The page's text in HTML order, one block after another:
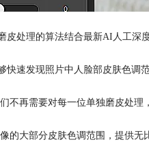
皮处理的算法结合最新AI人工深
快速发现照片中人脸部皮肤色调
不再需要对每一位单独磨皮处
的大部分皮肤色调范围，提供